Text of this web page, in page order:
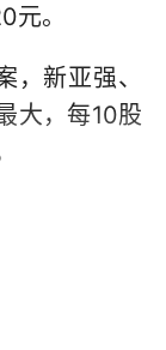
。
新亚强、
大，每10股